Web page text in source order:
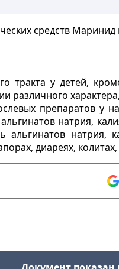
средств
тракта у детей,
препаратов у
натрия,
натрия,
диареях,